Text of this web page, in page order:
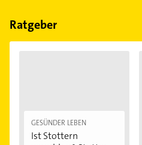
Feiertagen abweichen können.
Ratgeber
GESÜNDER LEBEN
Ist Stottern